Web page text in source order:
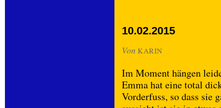
10.02.2015
Von KARIN
Im Moment hängen
Emma hat eine total
Vorderfuss, so dass sie